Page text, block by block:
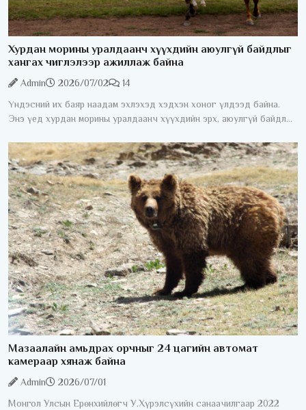
Хурдан морины уралдаанч хүүхдийн аюулгүй байдлыг
хангах чиглэлээр ажиллаж байна
Admin 2026/07/02
14
Үндэсний их баяр наадам эхлэхэд хэдхэн хоног үлдээд байна.
Энэ үед хурдан морины уралдаанч хүүхдийн эрх, аюулгүй байдлыг
морины
Мазаалайн амьдрах орчныг 24 цагийн автомат
камераар хянаж байна
Admin
2026/07/01
Монгол Улсын Ерөнхийлөгч У.Хүрэлсүхийн санаачилгаар 2022